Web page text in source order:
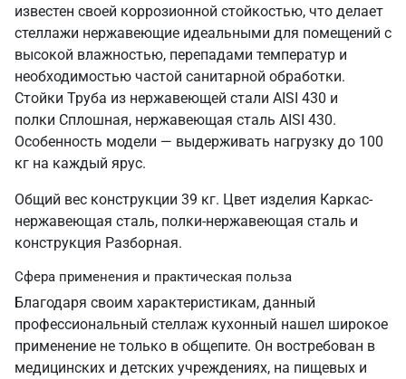
известен своей коррозионной стойкостью, что делает
стеллажи нержавеющие идеальными для помещений с
высокой влажностью, перепадами температур и
необходимостью частой санитарной обработки.
Стойки Труба из нержавеющей стали AISI 430 и
полки Сплошная, нержавеющая сталь AISI 430.
Особенность модели — выдерживать нагрузку до 100
кг на каждый ярус.
Общий вес конструкции 39 кг. Цвет изделия Каркас-
нержавеющая сталь, полки-нержавеющая сталь и
конструкция Разборная.
Сфера применения и практическая польза
Благодаря своим характеристикам, данный
профессиональный стеллаж кухонный нашел широкое
применение не только в общепите. Он востребован в
медицинских и детских учреждениях, на пищевых и